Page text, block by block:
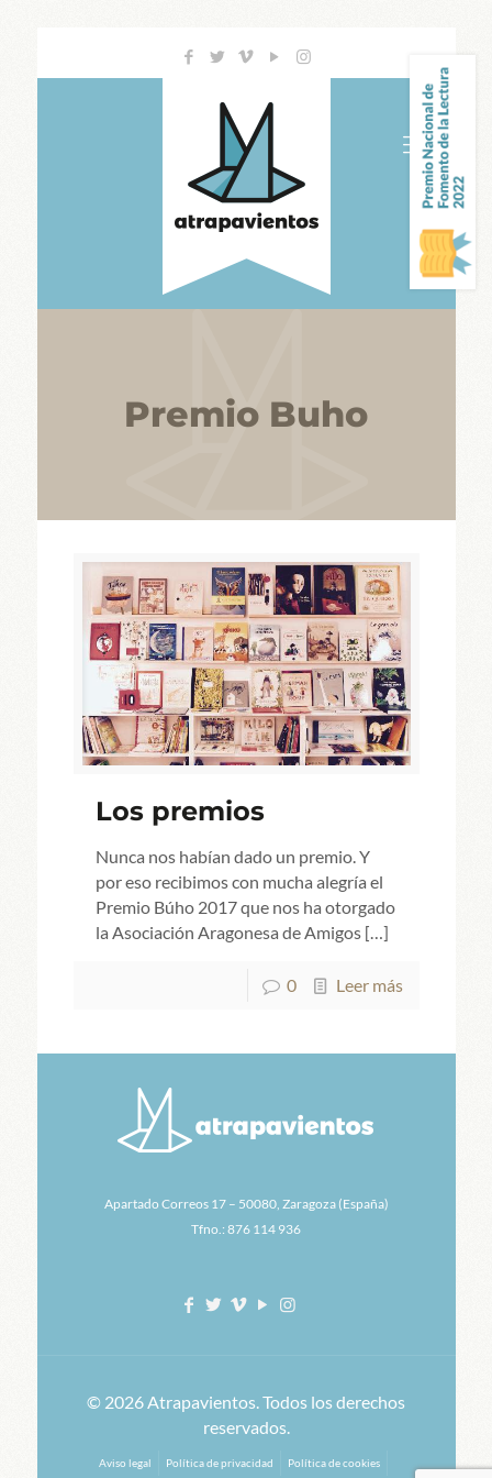
Premio Buho
Los premios
Nunca nos habían dado un premio. Y
por eso recibimos con mucha alegría el
Premio Búho 2017 que nos ha otorgado
la Asociación Aragonesa de Amigos[…]
0 Leer más
Apartado Correos 17 – 50080, Zaragoza (España)
Tfno.: 876 114 936
© 2026 Atrapavientos. Todos los derechos
reservados.
Aviso legal Política de privacidad Política de cookies